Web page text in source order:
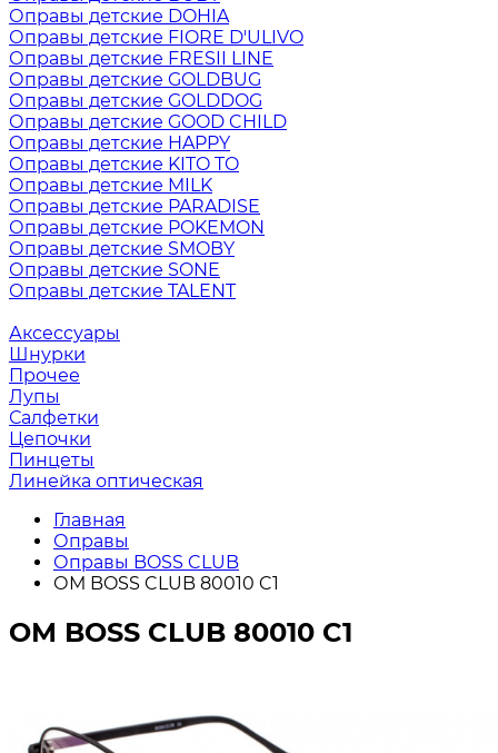
Оправы детские DOHIA
Оправы детские FIORE D'ULIVO
Оправы детские FRESII LINE
Оправы детские GOLDBUG
Оправы детские GOLDDOG
Оправы детские GOOD CHILD
Оправы детские HAPPY
Оправы детские KITO TO
Оправы детские MILK
Оправы детские PARADISE
Оправы детские POKEMON
Оправы детские SMOBY
Оправы детские SONE
Оправы детские TALENT
Аксессуары
Шнурки
Прочее
Лупы
Салфетки
Цепочки
Пинцеты
Линейка оптическая
Главная
Оправы
Оправы BOSS CLUB
ОМ BOSS CLUB 80010 C1
ОМ BOSS CLUB 80010 C1